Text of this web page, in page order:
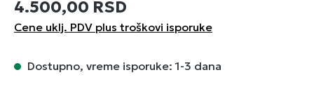
4.500,00 RSD
Cene uklj. PDV plus troškovi isporuke
Dostupno, vreme isporuke: 1-3 dana